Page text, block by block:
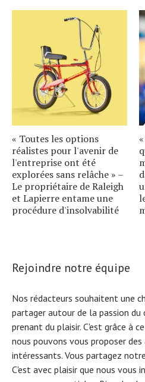
« Toutes les options
réalistes pour l'avenir de
l'entreprise ont été
explorées sans relâche » –
Le propriétaire de Raleigh
et Lapierre entame une
procédure d'insolvabilité
Rejoindre notre équipe
Nos rédacteurs souhaitent une
partager autour de la passion du
prenant du plaisir. C'est grâce à
nous pouvons vous proposer
intéressants. Vous partagez
C'est avec plaisir que nous vous